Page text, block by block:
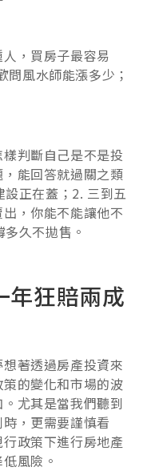
，買房子最容易
問風水師能漲多少；
判斷自己是不是投
能回答就過關之類
正在蓋；2. 三到五
，你能不能讓他不
久不拋售。
年狂賠兩成
著透過房產投資來
的變化和市場的波
尤其是當我們聽到
時，更需要謹慎看
政策下進行房地產
風險。